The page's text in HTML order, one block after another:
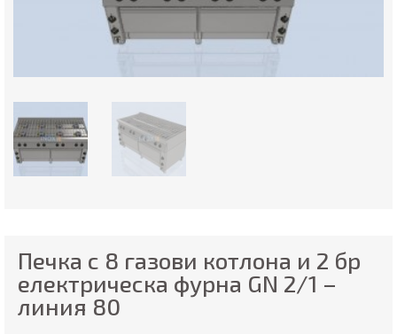
Печка с 8 газови котлона и 2 бр
електрическа фурна GN 2/1 –
линия 80